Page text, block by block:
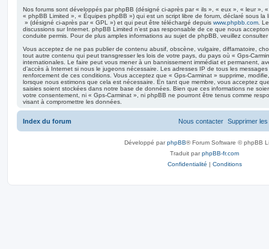
Nos forums sont développés par phpBB (désigné ci-après par « ils », « eux », « leur »,
« phpBB Limited », « Équipes phpBB ») qui est un script libre de forum, déclaré sous la
» (désigné ci-après par « GPL ») et qui peut être téléchargé depuis www.phpbb.com .
discussions sur Internet. phpBB Limited n’est pas responsable de ce que nous
conduite permis. Pour de plus amples informations au sujet de phpBB, veuillez
Vous acceptez de ne pas publier de contenu abusif, obscène, vulgaire, diffamatoire,
tout autre contenu qui peut transgresser les lois de votre pays, du pays où « Gps-
internationales. Le faire peut vous mener à un bannissement immédiat et permanent,
d’accès à Internet si nous le jugeons nécessaire. Les adresses IP de tous les
renforcement de ces conditions. Vous acceptez que « Gps-Carminat » supprime,
lorsque nous estimons que cela est nécessaire. En tant que membre, vous acceptez
saisies soient stockées dans notre base de données. Bien que ces informations ne
votre consentement, ni « Gps-Carminat », ni phpBB ne pourront être tenus comme
visant à compromettre les données.
Index du forum Supprimer
Nous contacter
Développé parphpBB® Forum Software © phpBB
Traduit parphpBB-fr.com
Confidentialité | Conditions